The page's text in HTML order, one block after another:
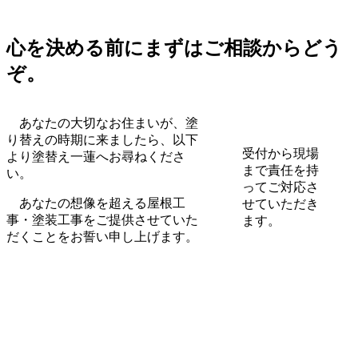
心を決める前にまずはご相談からどう
ぞ。
あなたの大切なお住まいが、塗
り替えの時期に来ましたら、以下
より塗替え一蓮へお尋ねくださ
い。
あなたの想像を超える屋根工
事・塗装工事をご提供させていた
だくことをお誓い申し上げます。
受付から現場
まで責任を持
ってご対応さ
せていただき
ます。